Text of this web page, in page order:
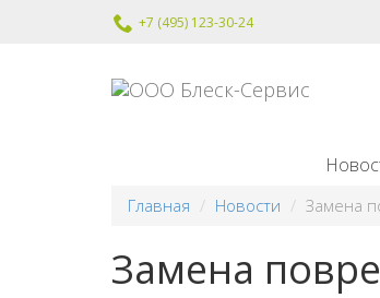
+7 (495) 123-30-24
Главная Новости Замена
Замена